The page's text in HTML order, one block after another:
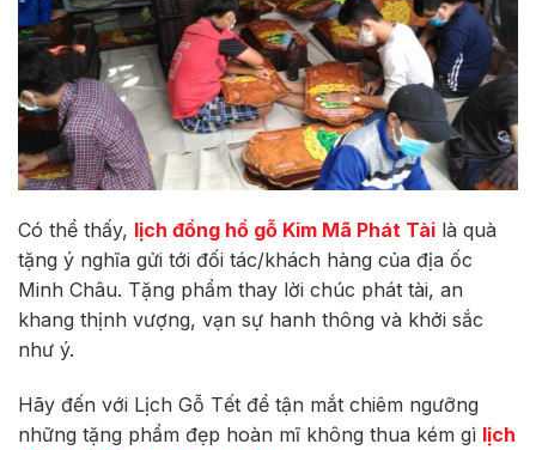
Có thể thấy, lịch đồng hồ gỗ Kim Mã Phát Tài là quà
tặng ý nghĩa gửi tới đối tác/khách hàng của địa ốc
Minh Châu. Tặng phẩm thay lời chúc phát tài, an
khang thịnh vượng, vạn sự hanh thông và khởi sắc
như ý.
Hãy đến với Lịch Gỗ Tết để tận mắt chiêm ngưỡng
những tặng phẩm đẹp hoàn mĩ không thua kém gì lịch